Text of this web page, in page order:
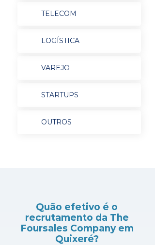
TELECOM
LOGÍSTICA
VAREJO
STARTUPS
OUTROS
Quão efetivo é o
recrutamento da The
Foursales Company em
Quixeré?